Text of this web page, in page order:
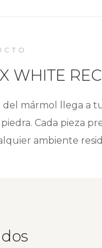
WHITE
mármol llega a
Cada pieza
ambiente